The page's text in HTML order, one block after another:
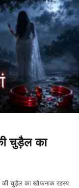
चुड़ैल का
की चुड़ैल का खौफनाक रहस्य